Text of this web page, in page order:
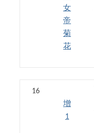
女
帝
菊
花
16
增
1